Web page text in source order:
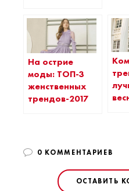
На острие
моды: ТОП-3
женственных
трендов-2017
0 КОММЕНТАРИЕВ
ОСТАВИТЬ